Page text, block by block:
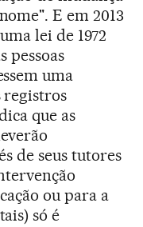
E em 2013
lei de 1972
pessoas
uma
registros
que as
de seus tutores
ou para a
só é